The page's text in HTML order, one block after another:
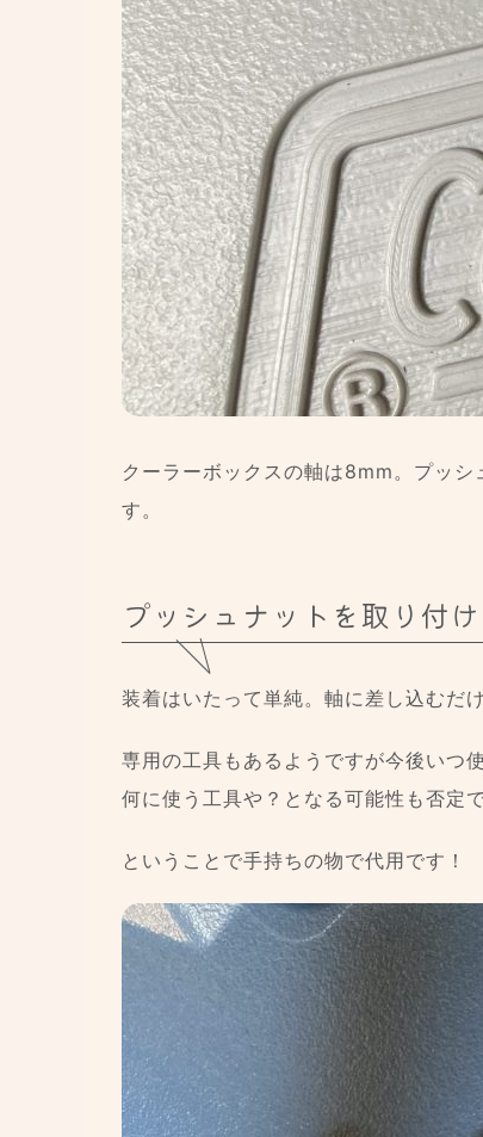
クーラーボックスの軸は8mm。プッ
す。
プッシュナットを取り付け
装着はいたって単純。軸に差し込むだけ
専用の工具もあるようですが今後いつ
何に使う工具や？となる可能性も否定
ということで手持ちの物で代用です！